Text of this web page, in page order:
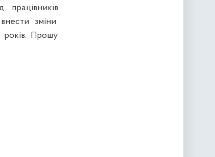
працівників
зміни
років. Прошу